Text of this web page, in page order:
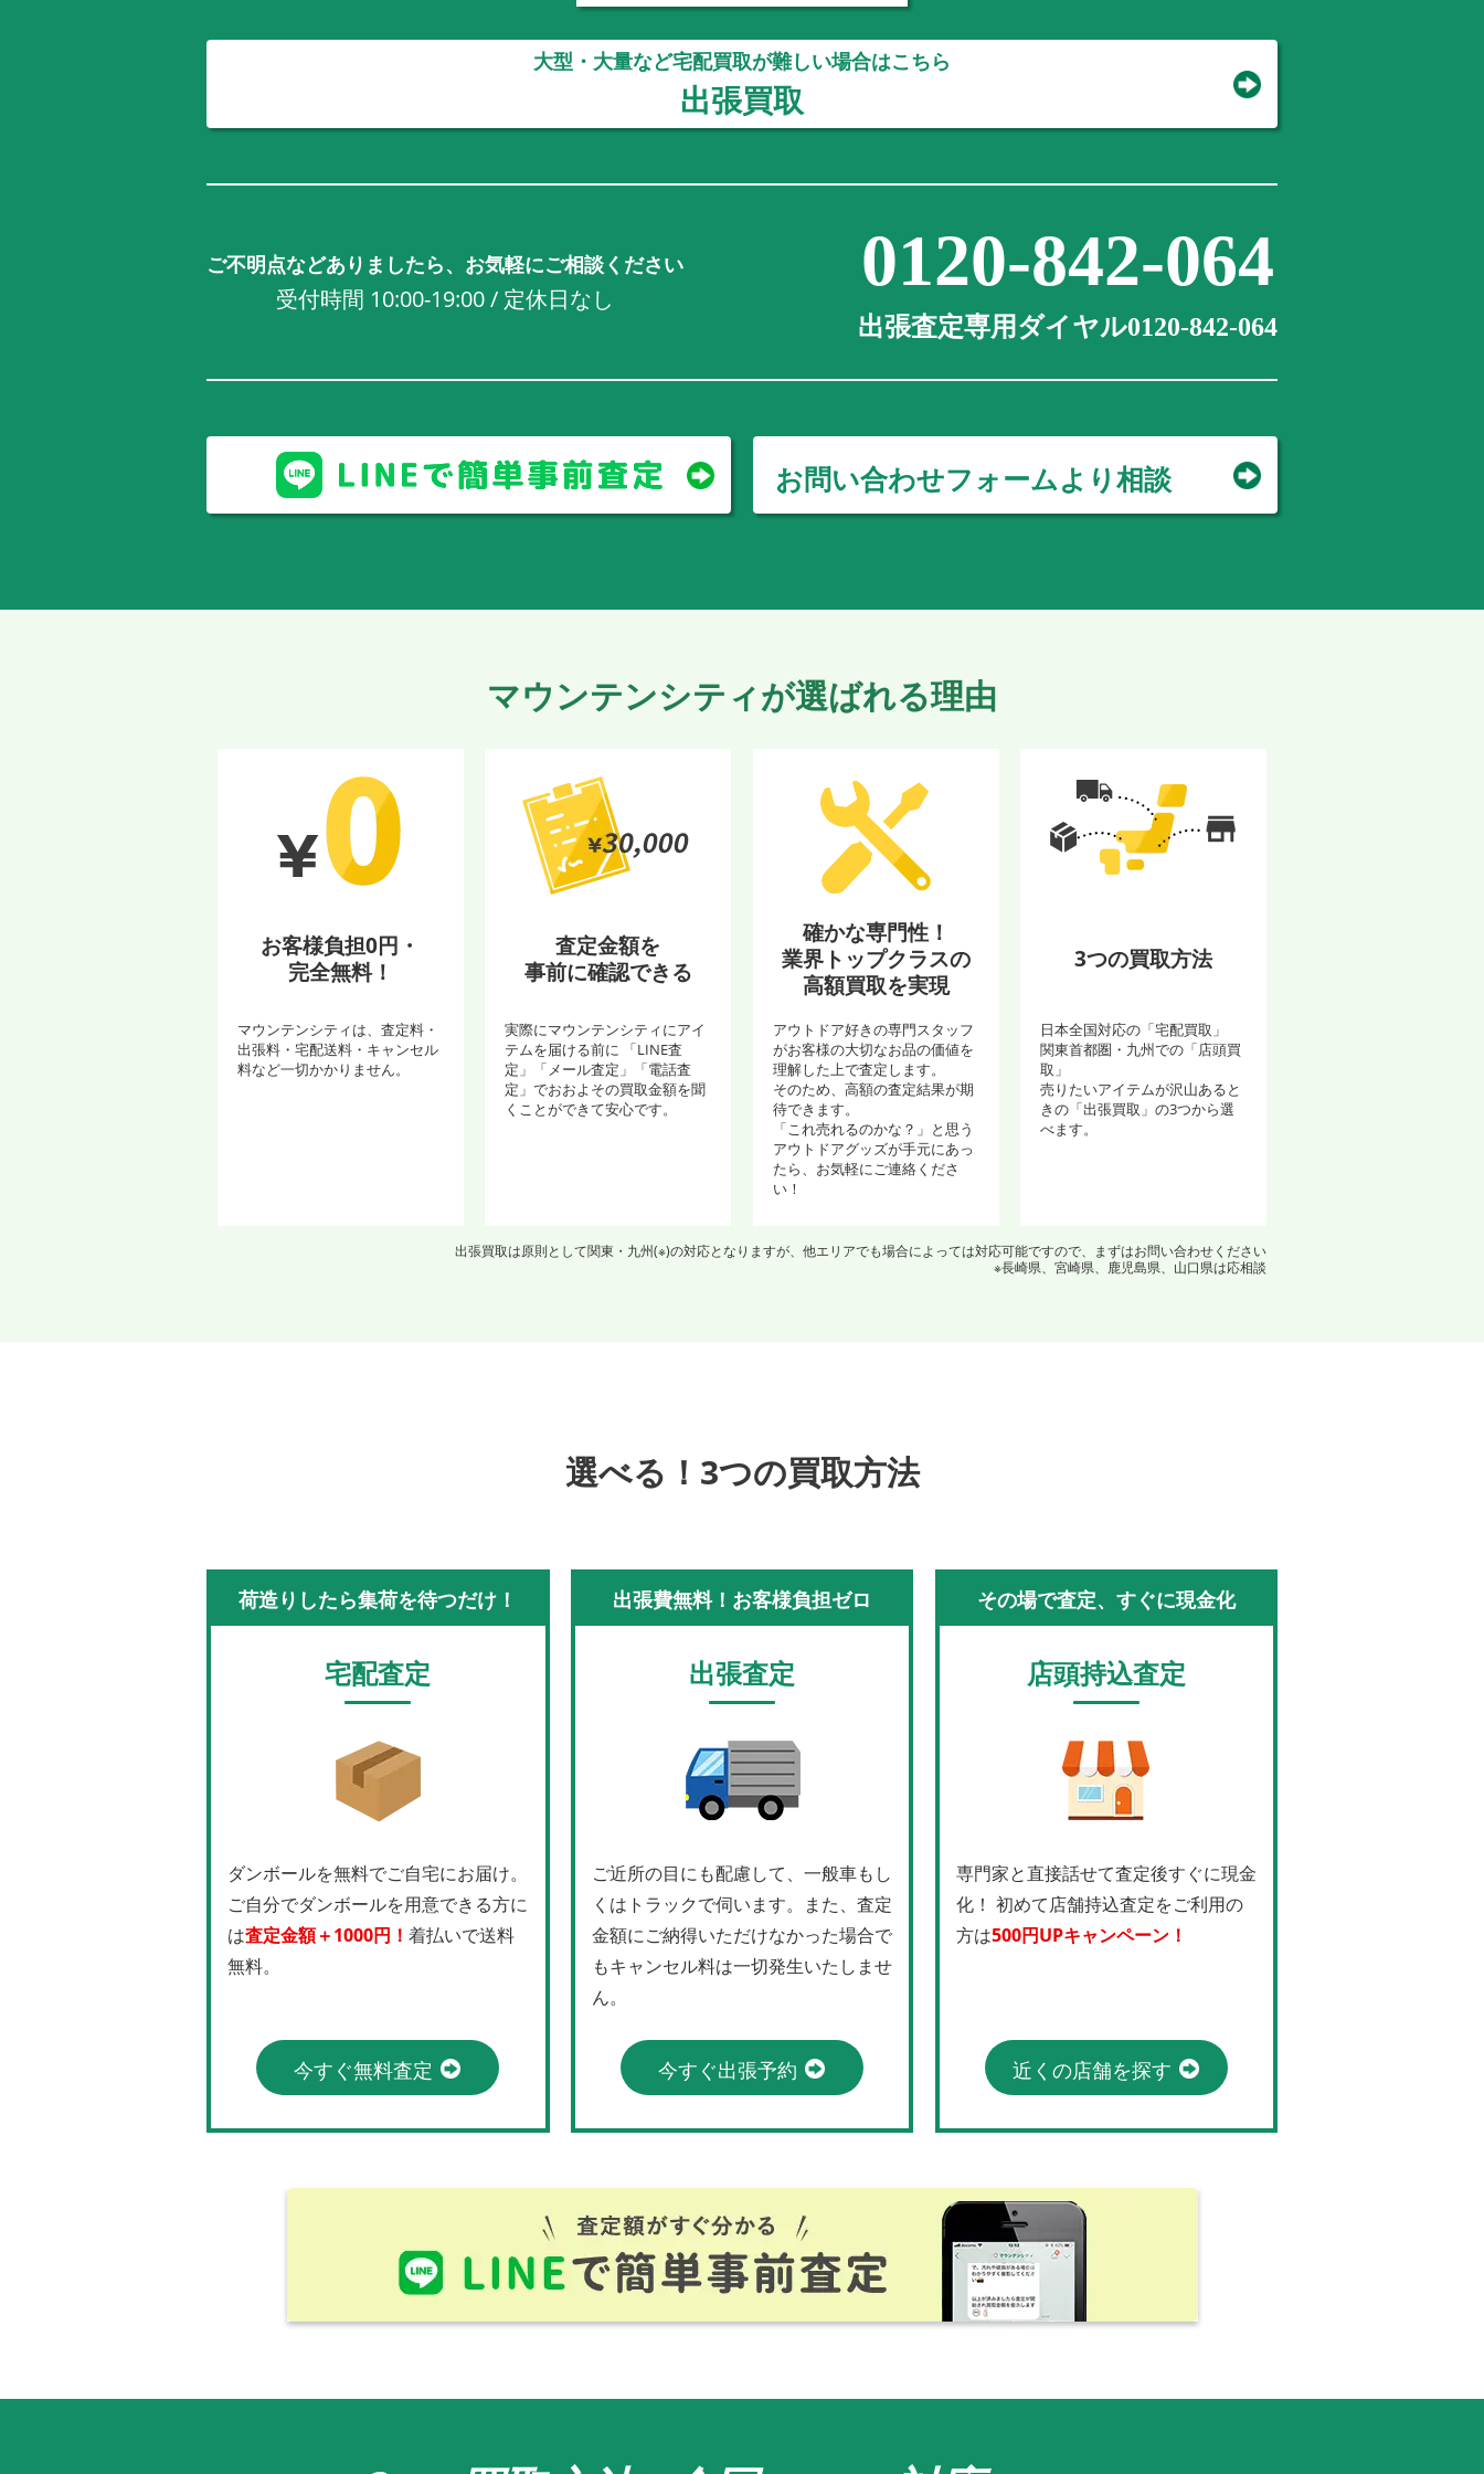
大型・大量など宅配買取が難しい場合はこちら
出張買取
ご不明点などありましたら、お気軽にご相談ください
受付時間 10:00-19:00 / 定休日なし 0120-842-064
出張査定専用ダイヤル0120-842-064
お問い合わせフォームより相談
マウンテンシティが選ばれる理由
お客様負担0円・
完全無料！
マウンテンシティは、査定料・
出張料・宅配送料・キャンセル
料など一切かかりません。
査定金額を
事前に確認できる
実際にマウンテンシティにアイ
テムを届ける前に 「LINE査
定」「メール査定」「電話査
定」でおおよその買取金額を聞
くことができて安心です。
確かな専門性！
業界トップクラスの
高額買取を実現
アウトドア好きの専門スタッフ
がお客様の大切なお品の価値を
理解した上で査定します。
そのため、高額の査定結果が期
待できます。
「これ売れるのかな？」と思う
アウトドアグッズが手元にあっ
たら、お気軽にご連絡くださ
い！
3つの買取方法
日本全国対応の「宅配買取」
関東首都圏・九州での「店頭買
取」
売りたいアイテムが沢山あると
きの「出張買取」の3つから選
べます。
出張買取は原則として関東・九州(※)の対応となりますが、他エリアでも場合によっては対応可能ですので、まずはお問い合わせください
※長崎県、宮崎県、鹿児島県、山口県は応相談
選べる！3つの買取方法
荷造りしたら集荷を待つだけ！
宅配査定
ダンボールを無料でご自宅にお届け。
ご自分でダンボールを用意できる方に
は査定金額＋1000円！着払いで送料
無料。
今すぐ無料査定
出張費無料！お客様負担ゼロ
出張査定
ご近所の目にも配慮して、一般車もし
くはトラックで伺います。また、査定
金額にご納得いただけなかった場合で
もキャンセル料は一切発生いたしませ
ん。
今すぐ出張予約
その場で査定、すぐに現金化
店頭持込査定
専門家と直接話せて査定後すぐに現金
化！ 初めて店舗持込査定をご利用の
方は500円UPキャンペーン！
近くの店舗を探す